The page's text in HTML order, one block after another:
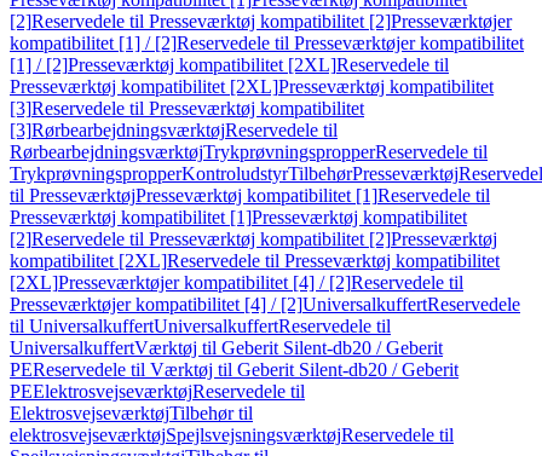
[2]Reservedele til Presseværktøj kompatibilitet [2]Presseværktøjer
kompatibilitet [1] / [2]Reservedele til Presseværktøjer kompatibilitet
[1] / [2]Presseværktøj kompatibilitet [2XL]Reservedele til
Presseværktøj kompatibilitet [2XL]Presseværktøj kompatibilitet
[3]Reservedele til Presseværktøj kompatibilitet
[3]RørbearbejdningsværktøjReservedele til
RørbearbejdningsværktøjTrykprøvningspropperReservedele til
TrykprøvningspropperKontroludstyrTilbehørPresseværktøj
til PresseværktøjPresseværktøj kompatibilitet [1]Reservedele til
Presseværktøj kompatibilitet [1]Presseværktøj kompatibilitet
[2]Reservedele til Presseværktøj kompatibilitet [2]Presseværktøj
kompatibilitet [2XL]Reservedele til Presseværktøj kompatibilitet
[2XL]Presseværktøjer kompatibilitet [4] / [2]Reservedele til
Presseværktøjer kompatibilitet [4] / [2]UniversalkuffertReservedele
til UniversalkuffertUniversalkuffertReservedele til
UniversalkuffertVærktøj til Geberit Silent-db20 / Geberit
PEReservedele til Værktøj til Geberit Silent-db20 / Geberit
PEElektrosvejseværktøjReservedele til
ElektrosvejseværktøjTilbehør til
elektrosvejseværktøjSpejlsvejsningsværktøjReservedele til